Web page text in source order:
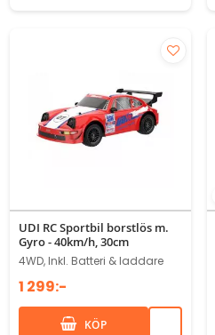
UDI RC Sportbil borstlös m.
Gyro - 40km/h, 30cm
4WD, Inkl. Batteri & laddare
1 299:-
KÖP